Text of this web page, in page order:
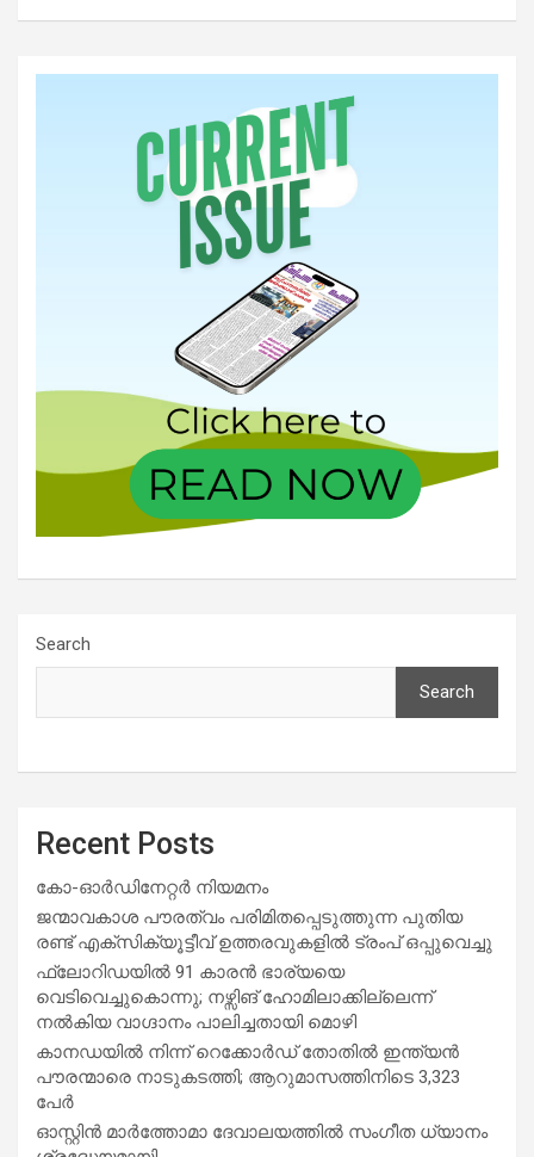
Search
Search
Recent Posts
കോ-ഓർഡിനേറ്റർ നിയമനം
ജന്മാവകാശ പൗരത്വം പരിമിതപ്പെടുത്തുന്ന പുതിയ
രണ്ട് എക്സിക്യൂട്ടീവ് ഉത്തരവുകളിൽ ട്രംപ് ഒപ്പുവെച്ചു
ഫ്ലോറിഡയിൽ 91 കാരൻ ഭാര്യയെ
വെടിവെച്ചുകൊന്നു; നഴ്സിങ് ഹോമിലാക്കില്ലെന്ന്
നൽകിയ വാഗ്ദാനം പാലിച്ചതായി മൊഴി
കാനഡയിൽ നിന്ന് റെക്കോർഡ് തോതിൽ ഇന്ത്യൻ
പൗരന്മാരെ നാടുകടത്തി; ആറുമാസത്തിനിടെ 3,323
പേർ
ഓസ്റ്റിൻ മാർത്തോമാ ദേവാലയത്തിൽ സംഗീത ധ്യാനം